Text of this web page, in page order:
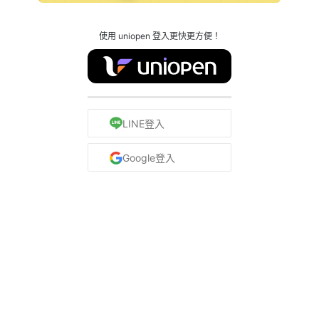
使用 uniopen 登入更快更方便！
LINE登入
Google登入